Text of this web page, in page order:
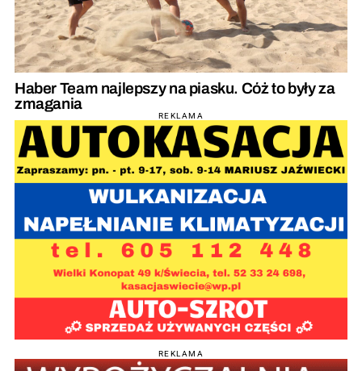
Haber Team najlepszy na piasku. Cóż to były za
zmagania
REKLAMA
REKLAMA